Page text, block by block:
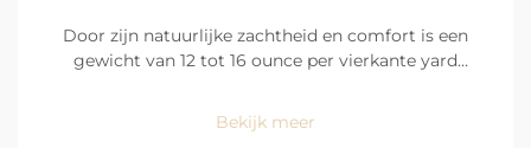
Door zijn natuurlijke zachtheid en comfort is een
gewicht van 12 tot 16 ounce per vierkante yard
Met een gelijkmatig verdeelde en dichte
Bekijk meer